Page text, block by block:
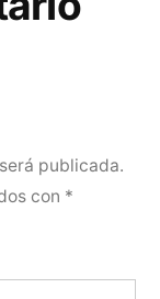
publicada.
con *